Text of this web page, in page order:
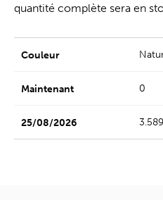
quantité complète sera en
0
3.589